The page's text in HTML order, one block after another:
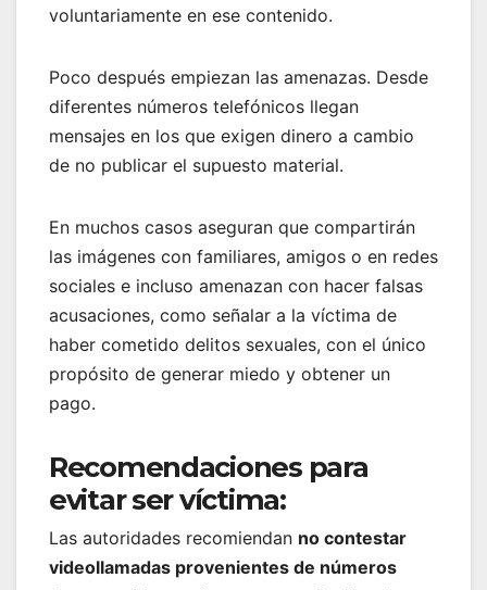
voluntariamente en ese contenido.
Poco después empiezan las amenazas. Desde
diferentes números telefónicos llegan
mensajes en los que exigen dinero a cambio
de no publicar el supuesto material.
En muchos casos aseguran que compartirán
las imágenes con familiares, amigos o en redes
sociales e incluso amenazan con hacer falsas
acusaciones, como señalar a la víctima de
haber cometido delitos sexuales, con el único
propósito de generar miedo y obtener un
pago.
Recomendaciones para
evitar ser víctima:
Las autoridades recomiendan no contestar
videollamadas provenientes de números